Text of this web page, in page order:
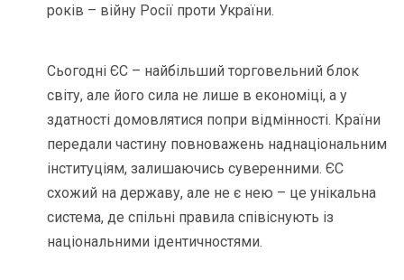
років – війну Росії проти України.
Сьогодні ЄС – найбільший торговельний блок
світу, але його сила не лише в економіці, а у
здатності домовлятися попри відмінності. Країни
передали частину повноважень наднаціональним
інституціям, залишаючись суверенними. ЄС
схожий на державу, але не є нею – це унікальна
система, де спільні правила співіснують із
національними ідентичностями.